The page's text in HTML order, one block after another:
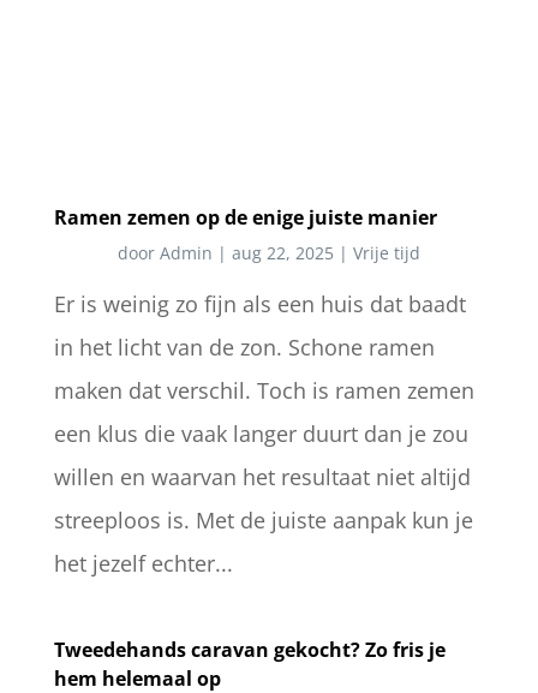
Ramen zemen op de enige juiste manier
door Admin | aug 22, 2025 | Vrije tijd
Er is weinig zo fijn als een huis dat baadt
in het licht van de zon. Schone ramen
maken dat verschil. Toch is ramen zemen
een klus die vaak langer duurt dan je zou
willen en waarvan het resultaat niet altijd
streeploos is. Met de juiste aanpak kun je
het jezelf echter...
Tweedehands caravan gekocht? Zo fris je
hem helemaal op